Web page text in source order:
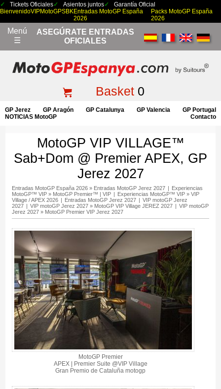
Tickets Oficiales Asientos juntos
Garantía Oficial
BienvenidoVIPMotoGPSBKEntradas MotoGP España
2026
Packs MotoGP España
2026
Menú
☰
ASEGÚRATE ENTRADAS
OFICIALES
Basket0
GP Jerez GP Aragón GP Catalunya GP Valencia
GP Portugal
NOTICIAS MotoGP
Contacto
MotoGP VIP VILLAGE™
Sab+Dom @ Premier APEX, GP
Jerez 2027
Entradas MotoGP España 2026» Entradas MotoGP Jerez 2027 | Experiencias
MotoGP™ VIP» MotoGP Premier™ | VIP | Experiencias MotoGP™ VIP» VIP
Village / APEX 2026 | Entradas MotoGP Jerez 2027 | VIP motoGP Jerez
2027 | VIP motoGP Jerez 2027» MotoGP VIP Village JEREZ 2027 | VIP motoGP
Jerez 2027» MotoGP Premier VIP Jerez 2027
MotoGP Premier
APEX | Premier Suite @VIP Village
Gran Premio de Cataluña motogp